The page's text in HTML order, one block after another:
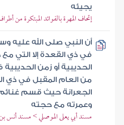
يجيئه
إتحاف المهرة بالفوائد المبتكرة من
أن النبي صلى الله عليه
في ذي القعدة إلا التي
الحديبية أو زمن
من العام المقبل في ذي
الجعرانة حيث قسم
وعمرته مع حجته
مسند أبي يعلى الموصلي > مسند